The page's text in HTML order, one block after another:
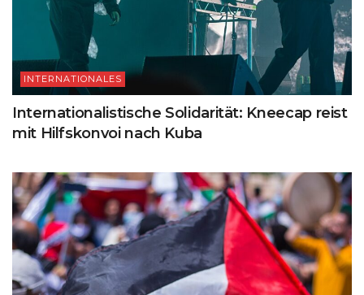
INTERNATIONALES
Internationalistische Solidarität: Kneecap reist
mit Hilfskonvoi nach Kuba